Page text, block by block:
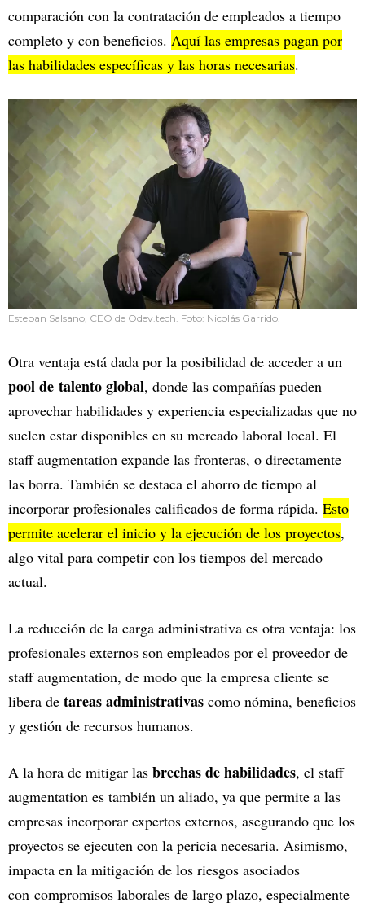
comparación con la contratación de empleados a tiempo
completo y con beneficios. Aquí las empresas pagan por
las habilidades específicas y las horas necesarias.
Esteban Salsano, CEO de Odev.tech. Foto: Nicolás Garrido.
Otra ventaja está dada por la posibilidad de acceder a un
pool de talento global, donde las compañías pueden
aprovechar habilidades y experiencia especializadas que no
suelen estar disponibles en su mercado laboral local. El
staff augmentation expande las fronteras, o directamente
las borra. También se destaca el ahorro de tiempo al
incorporar profesionales calificados de forma rápida. Esto
permite acelerar el inicio y la ejecución de los proyectos,
algo vital para competir con los tiempos del mercado
actual.
La reducción de la carga administrativa es otra ventaja: los
profesionales externos son empleados por el proveedor de
staff augmentation, de modo que la empresa cliente se
libera de tareas administrativas como nómina, beneficios
y gestión de recursos humanos.
A la hora de mitigar las brechas de habilidades, el staff
augmentation es también un aliado, ya que permite a las
empresas incorporar expertos externos, asegurando que los
proyectos se ejecuten con la pericia necesaria. Asimismo,
impacta en la mitigación de los riesgos asociados
con compromisos laborales de largo plazo, especialmente